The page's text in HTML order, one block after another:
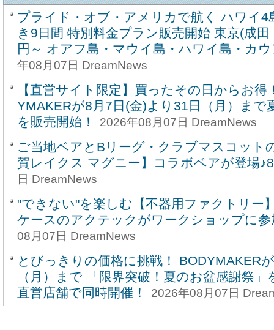
プライド・オブ・アメリカで航く ハワイ4
き9日間 特別料金プラン販売開始 東京(成
円～ オアフ島・マウイ島・ハワイ島・カ
年08月07日 DreamNews
【直営サイト限定】買ったその日からお得
YMAKERが8月7日(金)より31日（月）まで
を販売開始！
2026年08月07日 DreamNews
ご当地ベアとBリーグ・クラブマスコット
賀レイクス マグニー】コラボベアが登場
日 DreamNews
"できない"を楽しむ【不器用ファクトリー
ケースのアクテックがワークショップに
08月07日 DreamNews
とびっきりの価格に挑戦！ BODYMAKER
（月）まで 「限界突破！夏のお盆感謝祭
直営店舗で同時開催！
2026年08月07日